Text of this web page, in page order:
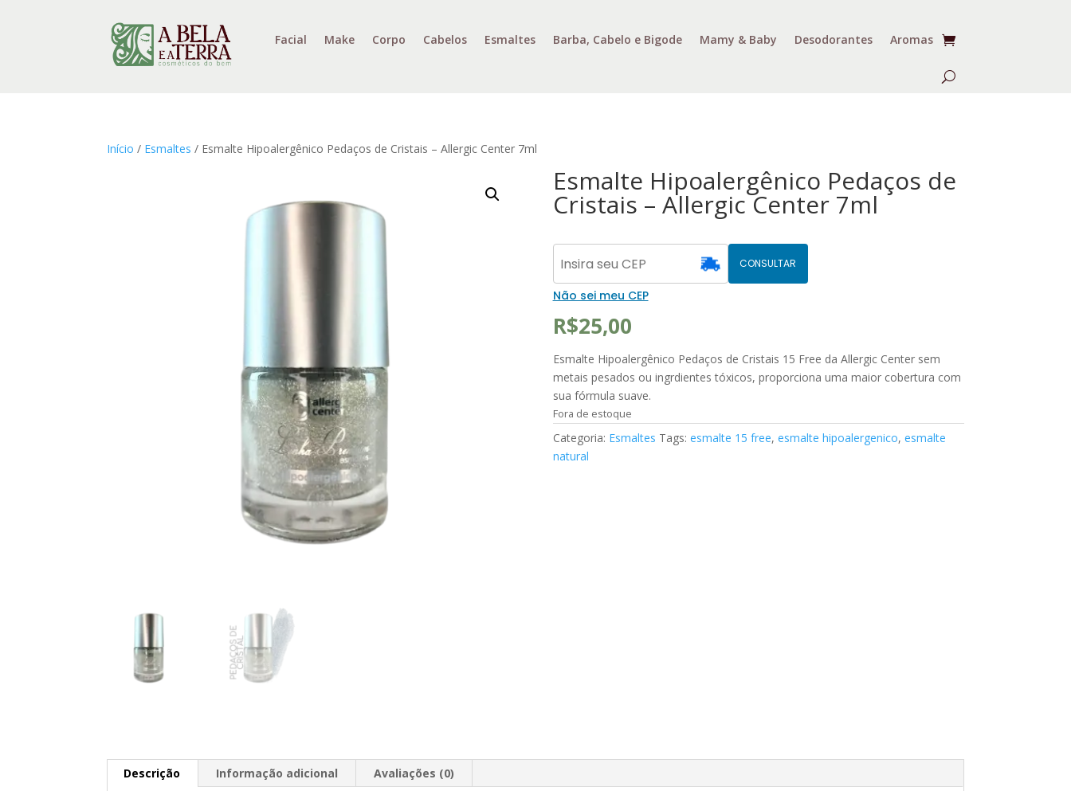
Facial Make Corpo Cabelos Esmaltes Barba, Cabelo e Bigode Mamy & Baby Desodorantes Aromas
Início / Esmaltes / Esmalte Hipoalergênico Pedaços de Cristais – Allergic Center 7ml
Esmalte Hipoalergênico Pedaços de
Cristais – Allergic Center 7ml
CONSULTAR
Não sei meu CEP
R$25,00
Esmalte Hipoalergênico Pedaços de Cristais 15 Free da Allergic Center sem
metais pesados ou ingrdientes tóxicos, proporciona uma maior cobertura com
sua fórmula suave.
Fora de estoque
Categoria: Esmaltes Tags: esmalte 15 free, esmalte hipoalergenico, esmalte
natural
Descrição Informação adicional Avaliações (0)